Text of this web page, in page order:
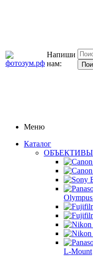
Напиши
нам:
Меню
Каталог
ОБЪЕКТИВЫ
L-Mount